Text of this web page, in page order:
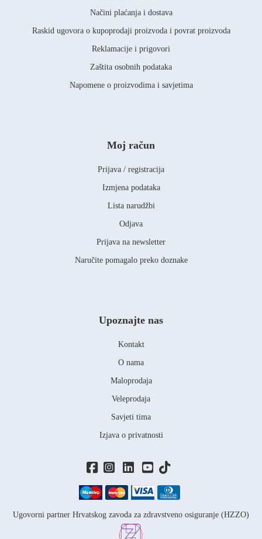
Načini plaćanja i dostava
Raskid ugovora o kupoprodaji proizvoda i povrat proizvoda
Reklamacije i prigovori
Zaštita osobnih podataka
Napomene o proizvodima i savjetima
Moj račun
Prijava / registracija
Izmjena podataka
Lista narudžbi
Odjava
Prijava na newsletter
Naručite pomagalo preko doznake
Ugovorni partner Hrvatskog zavoda za zdravstveno osiguranje (HZZO)
Upoznajte nas
Kontakt
O nama
Maloprodaja
Veleprodaja
Savjeti tima
Izjava o privatnosti